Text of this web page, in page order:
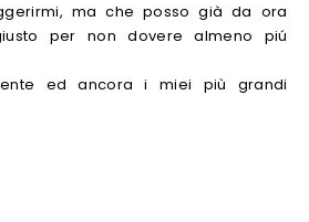
ma che posso già da ora
per non dovere almeno piú
ed ancora i miei più grandi